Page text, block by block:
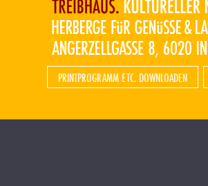
PRINTPROGRAMM ETC. DOWNLOADEN